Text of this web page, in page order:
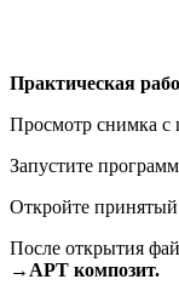
Практическая
Просмотр снимка
Запустите
Откройте
После открытия
→ АРТ композит.